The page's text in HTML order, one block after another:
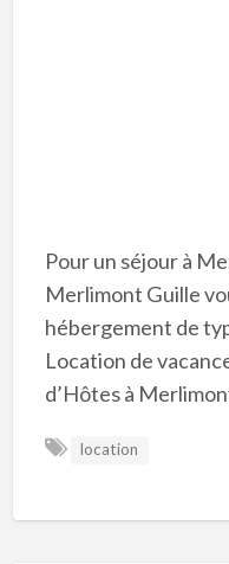
Pour un séjour à
Merlimont Guille
hébergement de
Location de
d’Hôtes à
location